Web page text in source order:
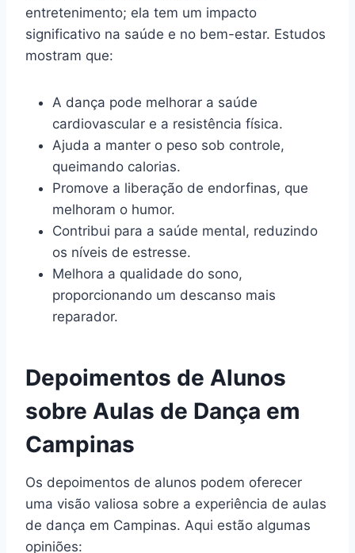
entretenimento; ela tem um impacto
significativo na saúde e no bem-estar. Estudos
mostram que:
A dança pode melhorar a saúde
cardiovascular e a resistência física.
Ajuda a manter o peso sob controle,
queimando calorias.
Promove a liberação de endorfinas, que
melhoram o humor.
Contribui para a saúde mental, reduzindo
os níveis de estresse.
Melhora a qualidade do sono,
proporcionando um descanso mais
reparador.
Depoimentos de Alunos
sobre Aulas de Dança em
Campinas
Os depoimentos de alunos podem oferecer
uma visão valiosa sobre a experiência de aulas
de dança em Campinas. Aqui estão algumas
opiniões: